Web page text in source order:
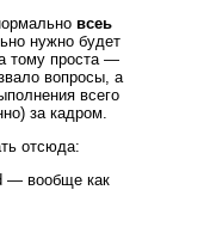
всеь
нужно будет
тому проста —
вопросы, а
всего
за кадром.
отсюда:
— вообще как